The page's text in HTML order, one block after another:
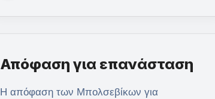
Απόφαση για επανάσταση
Η απόφαση των Μπολσεβίκων για